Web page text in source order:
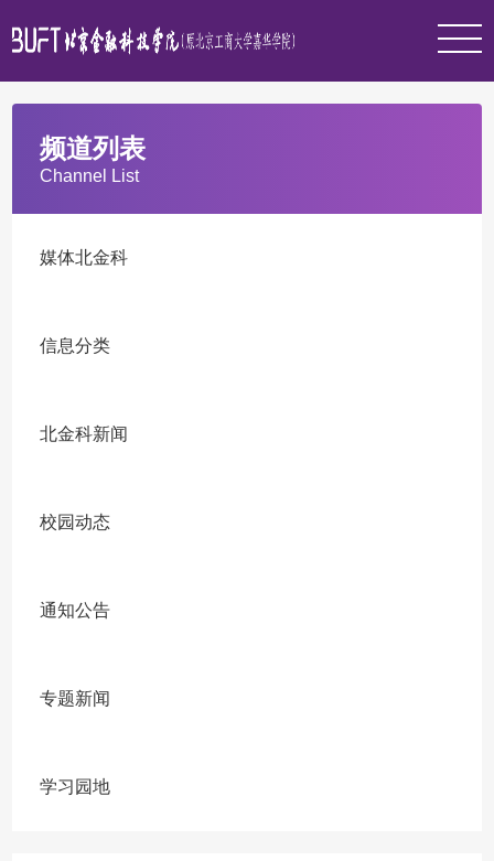
频道列表
Channel List
媒体北金科
信息分类
北金科新闻
校园动态
通知公告
专题新闻
学习园地